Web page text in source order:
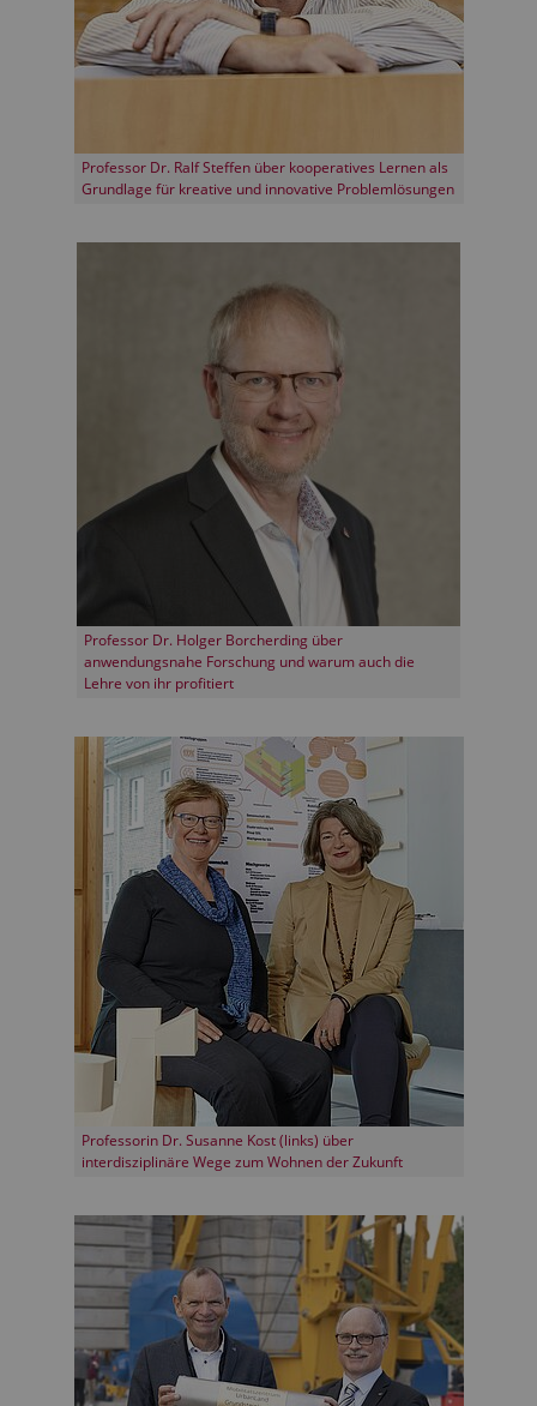
Professor Dr. Ralf Steffen über kooperatives Lernen als
Grundlage für kreative und innovative Problemlösungen
Professor Dr. Holger Borcherding über
anwendungsnahe Forschung und warum auch die
Lehre von ihr profitiert
Professorin Dr. Susanne Kost (links) über
interdisziplinäre Wege zum Wohnen der Zukunft